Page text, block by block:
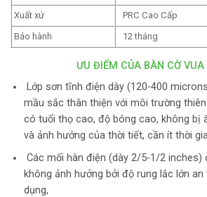
Xuất xứ
PRC Cao Cấp
Bảo hành
12 tháng
ƯU ĐIỂM CỦA BÀN CỜ VUA
Lớp sơn tĩnh điện dày (120-400
mầu sắc thân thiện với môi trường
có tuổi thọ cao, độ bóng cao, không bị
và ảnh hưởng của thời tiết, cần ít thời
Các mối hàn điện (dày 2/5-1/2 inches)
không ảnh hưởng bởi độ rung lắc lớn
dụng,